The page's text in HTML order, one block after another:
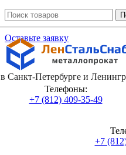
Оставьте заявку
в Санкт-Петербурге и
Телефоны:
+7 (812) 409-35-49
+7